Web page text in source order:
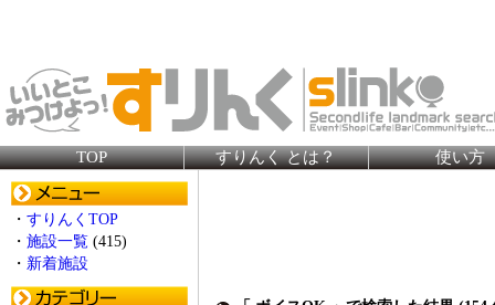
TOP すりんく とは？ 使い方
・ すりんくTOP
・ 施設一覧 (415)
・ 新着施設